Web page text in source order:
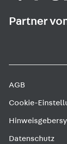
Partner
AGB
Cookie-
Datenschutz